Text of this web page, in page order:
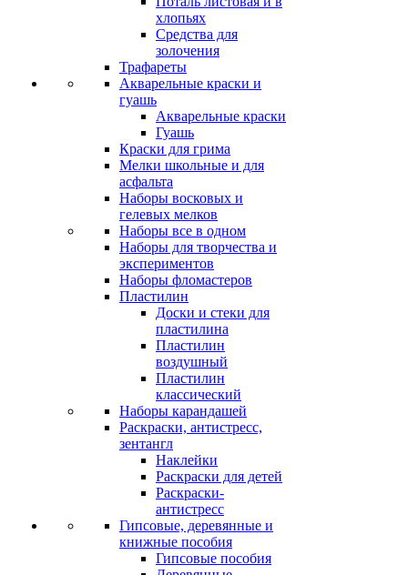
хлопьях
Средства для
золочения
Трафареты
Акварельные краски и
гуашь
Акварельные краски
Гуашь
Краски для грима
Мелки школьные и для
асфальта
Наборы восковых и
гелевых мелков
Наборы все в одном
Наборы для творчества и
экспериментов
Наборы фломастеров
Пластилин
Доски и стеки для
пластилина
Пластилин
воздушный
Пластилин
классический
Наборы карандашей
Раскраски, антистресс,
зентангл
Наклейки
Раскраски для детей
Раскраски-
антистресс
Гипсовые, деревянные и
книжные пособия
Гипсовые пособия